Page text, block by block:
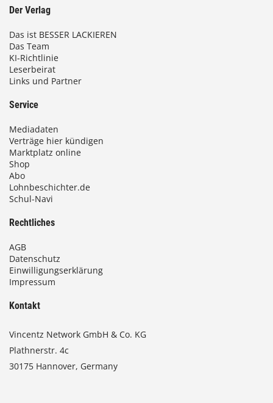
Der Verlag
Das ist BESSER LACKIEREN
Das Team
KI-Richtlinie
Leserbeirat
Links und Partner
Service
Mediadaten
Verträge hier kündigen
Marktplatz online
Shop
Abo
Lohnbeschichter.de
Schul-Navi
Rechtliches
AGB
Datenschutz
Einwilligungserklärung
Impressum
Kontakt
Vincentz Network GmbH & Co. KG
Plathnerstr. 4c
30175 Hannover, Germany